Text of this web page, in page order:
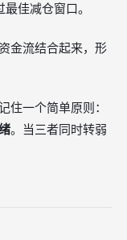
佳减仓窗口。
金流结合起来，形
住一个简单原则：
。当三者同时转弱